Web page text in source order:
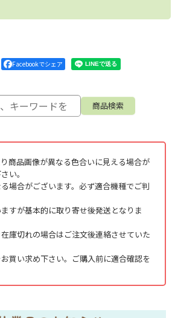
Facebookでシェア
商品画像が異なる色合いに見える場合が
い。
場合がございます。必ず適合機種でご判
すが基本的に取り寄せ後発送となりま
庫切れの場合はご注文後連絡させていた
買い求め下さい。ご購入前に適合確認を